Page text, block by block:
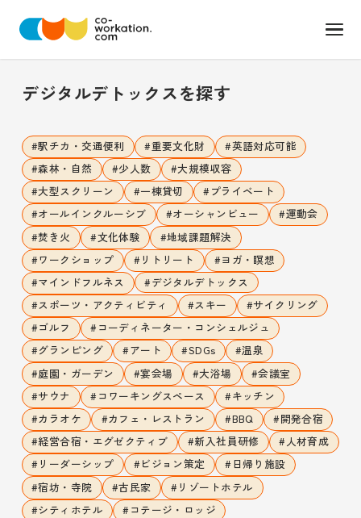
デジタルデトックスを探す
#駅チカ・交通便利 #重要文化財 #英語対応可能
#森林・自然 #少人数 #大規模収容
#大型スクリーン #一棟貸切 # プライベート
#オールインクルーシブ #オーシャンビュー #運動会
#焚き火 #文化体験 #地域課題解決
#ワークショップ # リトリート #ヨガ・瞑想
#マインドフルネス #デジタルデトックス
#スポーツ・アクティビティ #スキー #サイクリング
#ゴルフ # コーディネーター・コンシェルジュ
#グランピング #アート #SDGs #温泉
#庭園・ガーデン #宴会場 #大浴場 #会議室
#サウナ # コワーキングスペース #キッチン
#カラオケ #カフェ・レストラン #BBQ #開発合宿
#経営合宿・エグゼクティブ #新入社員研修 #人材育成
# リーダーシップ # ビジョン策定 # 日帰り施設
#宿坊・寺院 #古民家 # リゾートホテル
#シティホテル # コテージ・ロッジ